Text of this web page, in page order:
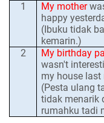
1 My mother
happy
(Ibuku tidak
kemarin.)
2
My birthday
wasn't
my house last
(Pesta ulang
tidak menarik
rumahku tadi